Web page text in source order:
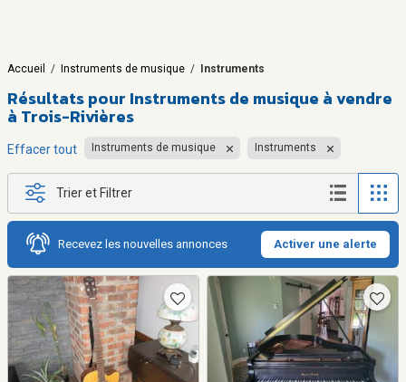
Accueil / Instruments de musique / Instruments
Résultats pour Instruments de musique à vendre
à Trois-Rivières
Effacer tout Instruments de musique Instruments
Trier et Filtrer
Recevez les nouvelles annonces Activer une alerte